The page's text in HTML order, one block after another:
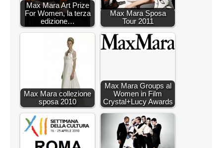
Max Mara Art Prize
For Women, la terza
edizione…
Max Mara Sposa
Tour 2011
Max Mara collezione
sposa 2010
Max Mara Groups al
Women in Film
Crystal+Lucy Awards